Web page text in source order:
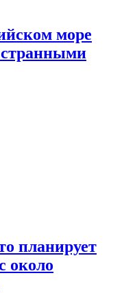
море
планирует
около